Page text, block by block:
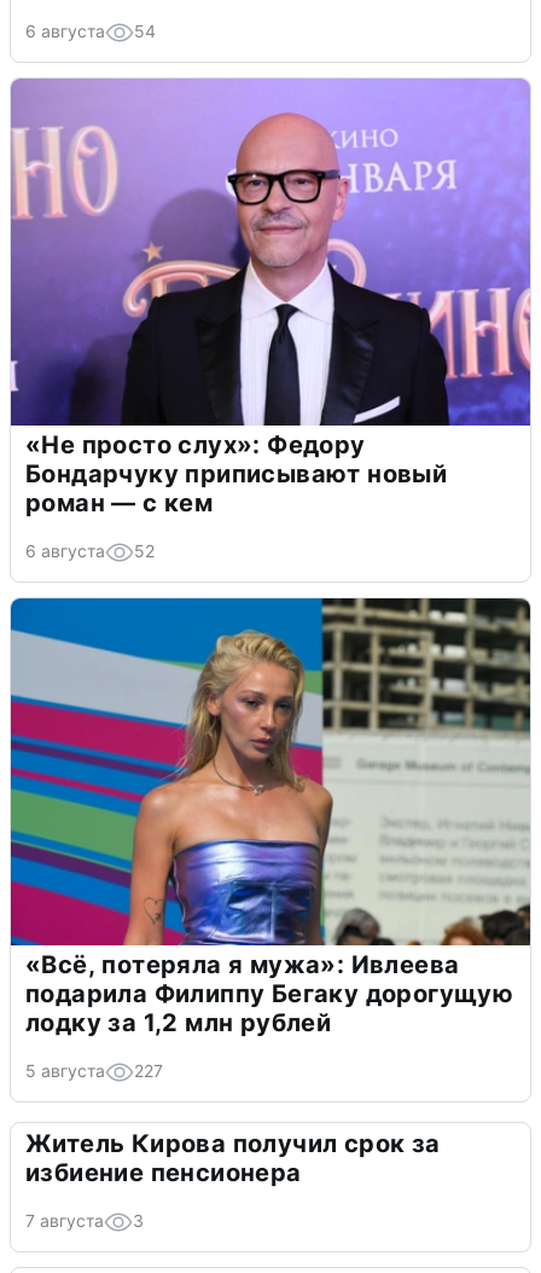
6 августа 54
«Не просто слух»: Федору
Бондарчуку приписывают новый
роман — с кем
6 августа 52
«Всё, потеряла я мужа»: Ивлеева
подарила Филиппу Бегаку дорогущую
лодку за 1,2 млн рублей
5 августа 227
Житель Кирова получил срок за
избиение пенсионера
7 августа 3